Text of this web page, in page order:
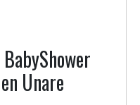
Unare